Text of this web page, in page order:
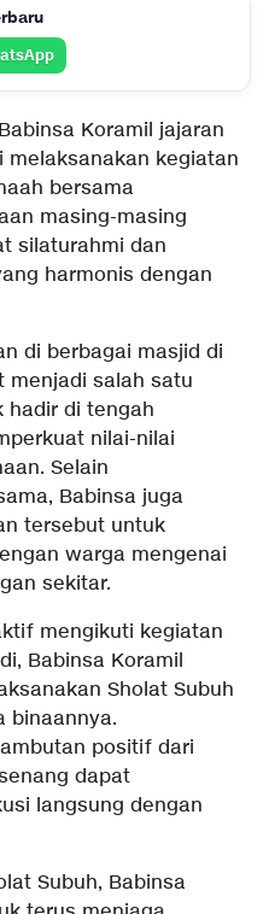
Babinsa Koramil jajaran
melaksanakan kegiatan
bersama
masing-masing
silaturahmi dan
harmonis dengan
di berbagai masjid di
menjadi salah satu
hadir di tengah
nilai-nilai
Selain
Babinsa juga
tersebut untuk
warga mengenai
sekitar.
mengikuti kegiatan
Babinsa Koramil
Sholat Subuh
binaannya.
positif dari
dapat
langsung dengan
Subuh, Babinsa